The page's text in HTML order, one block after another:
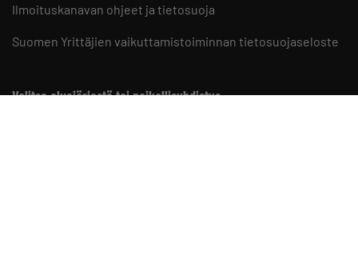
Ilmoituskanavan ohjeet ja tietosuoja
Suomen Yrittäjien vaikuttamistoiminnan tietosuojaseloste
Valitse aluejärjestö tai paikallisyhdistys